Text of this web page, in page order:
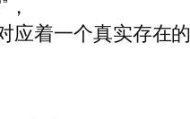
着一个真实存在的